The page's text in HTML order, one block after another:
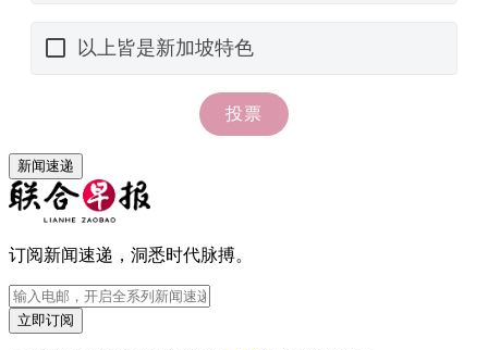
新闻速递
订阅新闻速递，洞悉时代脉搏。
立即订阅